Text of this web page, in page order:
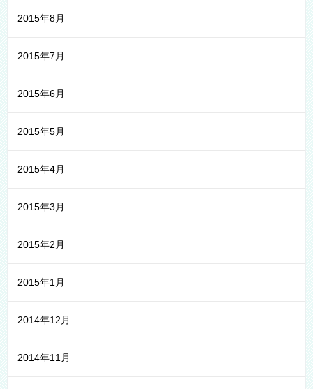
2015年8月
2015年7月
2015年6月
2015年5月
2015年4月
2015年3月
2015年2月
2015年1月
2014年12月
2014年11月